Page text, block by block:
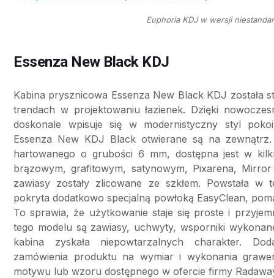
Euphoria KDJ w wersji
Essenza New Black KDJ
Kabina prysznicowa Essenza New Black KDJ została
trendach w projektowaniu łazienek. Dzięki
doskonale wpisuje się w modernistyczny styl
Essenza New KDJ Black otwierane są na
hartowanego o grubości 6 mm, dostępna jest w
brązowym, grafitowym, satynowym, Pixarena,
zawiasy zostały zlicowane ze szkłem. Powstała w
pokryta dodatkowo specjalną powłoką EasyClean,
To sprawia, że użytkowanie staje się proste i
tego modelu są zawiasy, uchwyty, wsporniki
kabina zyskała niepowtarzalnych charakter.
zamówienia produktu na wymiar i wykonania
motywu lub wzoru dostępnego w ofercie firmy